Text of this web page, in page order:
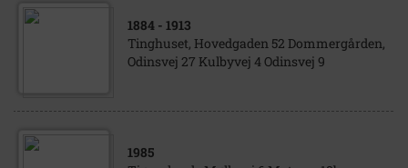
1884 - 1913
Tinghuset, Hovedgaden 52 Dommergården,
Odinsvej 27 Kulbyvej 4 Odinsvej 9
1985